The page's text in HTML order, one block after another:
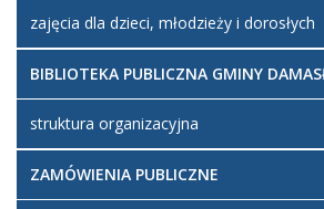
zajęcia dla dzieci, młodzieży i dorosłych
BIBLIOTEKA PUBLICZNA GMINY
struktura organizacyjna
ZAMÓWIENIA PUBLICZNE